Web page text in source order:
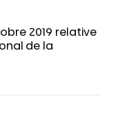
2019 relative
de la